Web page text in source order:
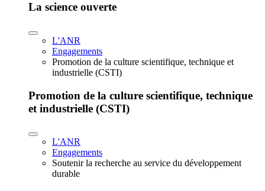
La science ouverte
L'ANR
Engagements
Promotion de la culture scientifique, technique et
industrielle (CSTI)
Promotion de la culture scientifique, technique
et industrielle (CSTI)
L'ANR
Engagements
Soutenir la recherche au service du développement
durable